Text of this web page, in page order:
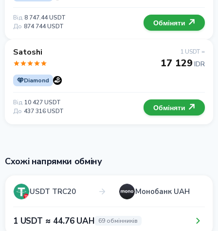
Від 8 747.44 USDT
До 874 744 USDT Обміняти
Satoshi
Diamond
1 USDT =
17 129 IDR
Від 10 427 USDT
До 437 316 USDT Обміняти
Схожі напрямки обміну
USDT TRC20 Монобанк UAH
1 USDT ≈ 44.76 UAH 69 обмінників